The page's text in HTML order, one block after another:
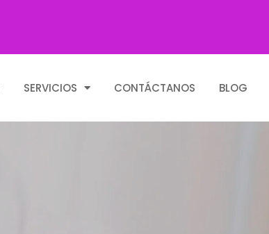
SERVICIOS CONTÁCTANOS BLOG